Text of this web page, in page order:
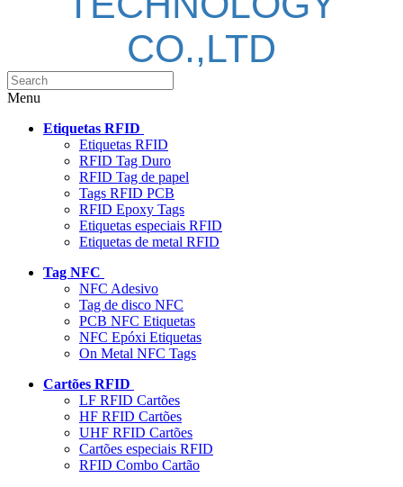
CO.,LTD
Menu
Etiquetas RFID
Etiquetas RFID
RFID Tag Duro
RFID Tag de papel
Tags RFID PCB
RFID Epoxy Tags
Etiquetas especiais RFID
Etiquetas de metal RFID
Tag NFC
NFC Adesivo
Tag de disco NFC
PCB NFC Etiquetas
NFC Epóxi Etiquetas
On Metal NFC Tags
Cartões RFID
LF RFID Cartões
HF RFID Cartões
UHF RFID Cartões
Cartões especiais RFID
RFID Combo Cartão